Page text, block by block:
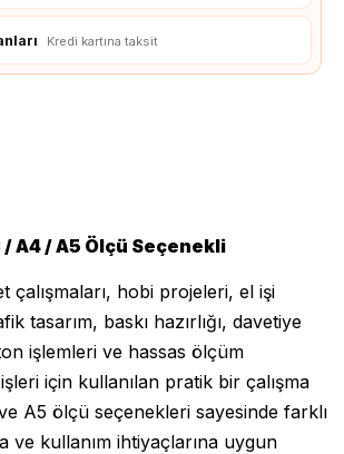
Kredi kartına taksit
/ A4 / A5 Ölçü Seçenekli
çalışmaları, hobi projeleri, el işi
tasarım, baskı hazırlığı, davetiye
işlemleri ve hassas ölçüm
için kullanılan pratik bir çalışma
A5 ölçü seçenekleri sayesinde farklı
ve kullanım ihtiyaçlarına uygun